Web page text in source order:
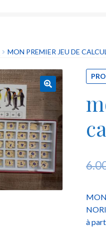
MON PREMIER JEU DE
à